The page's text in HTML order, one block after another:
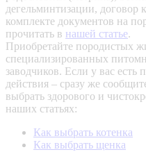
дегельминтизации,
комплекте документов на
прочитать в нашей статье.
Приобретайте породистых
специализированных
заводчиков. Если у вас
действия – сразу же
выбрать здорового и
наших статьях:
Как выбрать котенка
Как выбрать щенка